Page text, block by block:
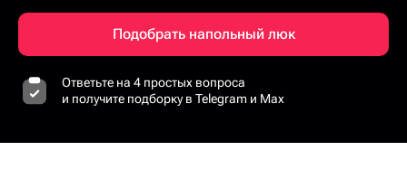
Подобрать напольный люк
Ответьте на 4 простых вопроса
и получите подборку в Telegram и Max